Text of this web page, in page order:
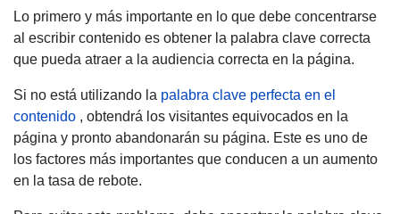
Lo primero y más importante en lo que debe concentrarse
al escribir contenido es obtener la palabra clave correcta
que pueda atraer a la audiencia correcta en la página.
Si no está utilizando la palabra clave perfecta en el
contenido , obtendrá los visitantes equivocados en la
página y pronto abandonarán su página. Este es uno de
los factores más importantes que conducen a un aumento
en la tasa de rebote.